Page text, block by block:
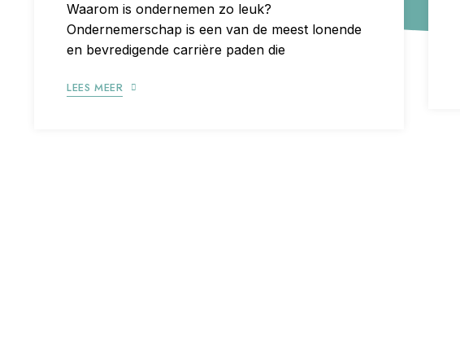
Waarom is ondernemen zo leuk?
Ondernemerschap is een van de meest lonende
en bevredigende carrière paden die
LEES MEER